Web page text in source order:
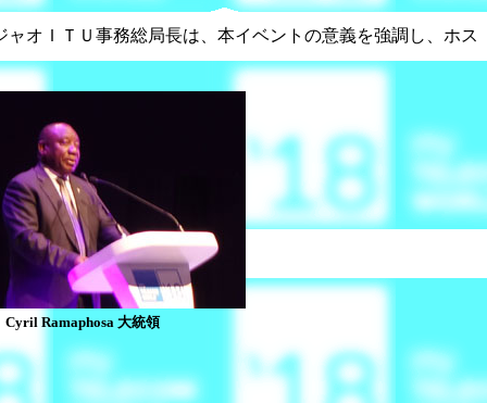
オＩＴＵ事務総局長は、本イベントの意義を強調し、ホス
Cyril Ramaphosa 大統領